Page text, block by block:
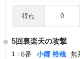
得点 0
5回裏楽天の攻撃
1： 6番 小郷 裕哉
無